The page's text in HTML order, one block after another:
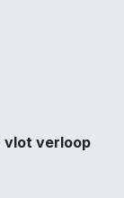
vlot verloop